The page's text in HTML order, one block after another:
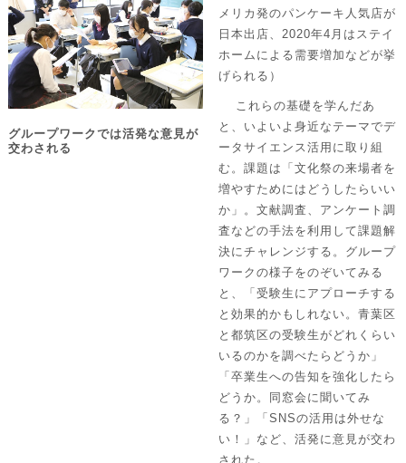
グループワークでは活発な意見が
交わされる
メリカ発のパンケーキ人気店が
日本出店、2020年4月はステイ
ホームによる需要増加などが挙
げられる）
これらの基礎を学んだあ
と、いよいよ身近なテーマでデ
ータサイエンス活用に取り組
む。課題は「文化祭の来場者を
増やすためにはどうしたらいい
か」。文献調査、アンケート調
査などの手法を利用して課題解
決にチャレンジする。グループ
ワークの様子をのぞいてみる
と、「受験生にアプローチする
と効果的かもしれない。青葉区
と都筑区の受験生がどれくらい
いるのかを調べたらどうか」
「卒業生への告知を強化したら
どうか。同窓会に聞いてみ
る？」「SNSの活用は外せな
い！」など、活発に意見が交わ
された。